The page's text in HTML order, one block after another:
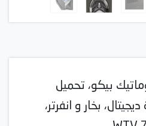
بيكو، تحميل
ديجيتال، بخار و انفرتر،